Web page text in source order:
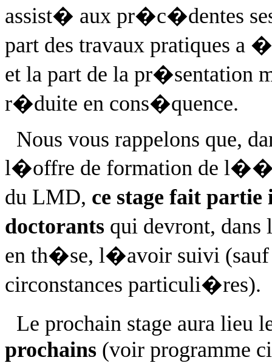
assist� aux pr�c�dentes
part des travaux pratiques
et la part de la pr�sentation
r�duite en cons�quence.
Nous vous rappelons que,
l�offre de formation de
du LMD, ce stage fait
doctorants qui devront,
en th�se, l�avoir suivi
circonstances particuli�res).
Le prochain stage aura lieu
prochains (voir programme